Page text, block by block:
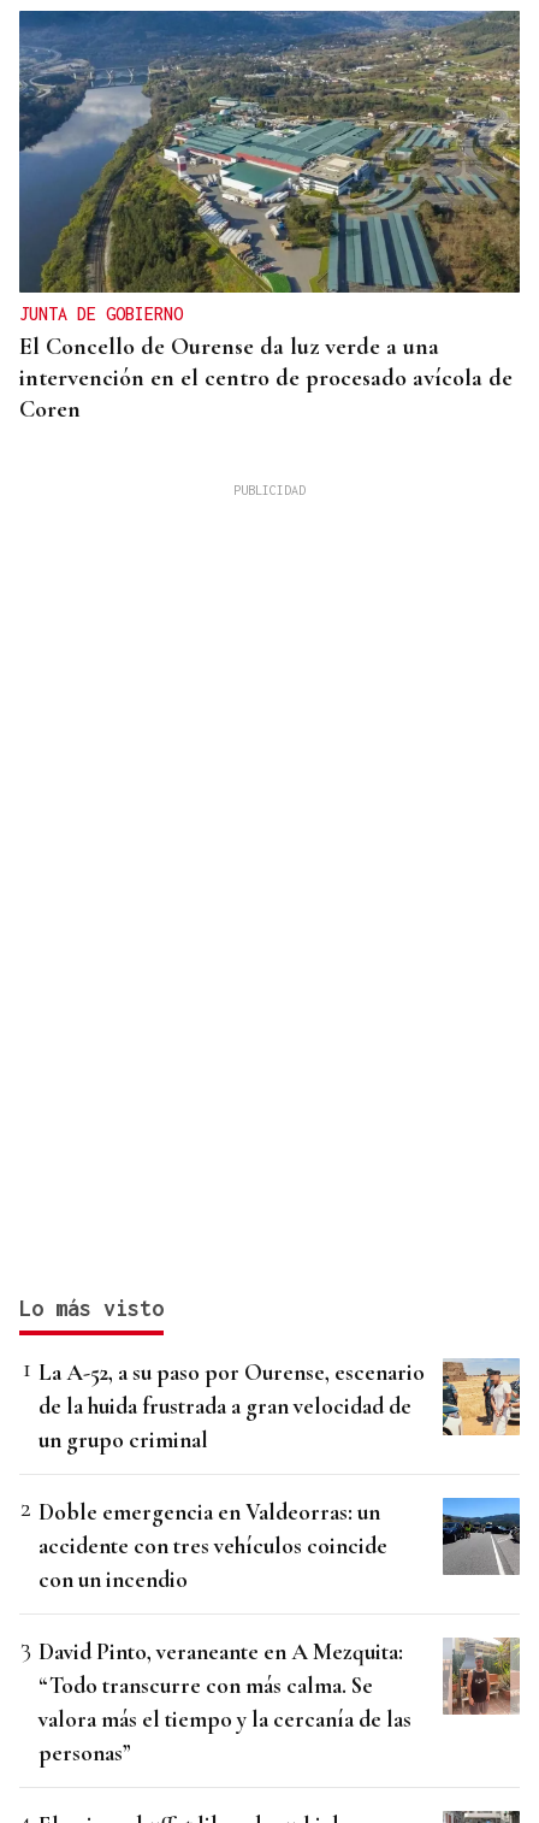
JUNTA DE GOBIERNO
El Concello de Ourense da luz verde a una
intervención en el centro de procesado avícola de
Coren
Lo más visto
La A-52, a su paso por Ourense, escenario
de la huida frustrada a gran velocidad de
un grupo criminal
Doble emergencia en Valdeorras: un
accidente con tres vehículos coincide
con un incendio
David Pinto, veraneante en A Mezquita:
“Todo transcurre con más calma. Se
valora más el tiempo y la cercanía de las
personas”